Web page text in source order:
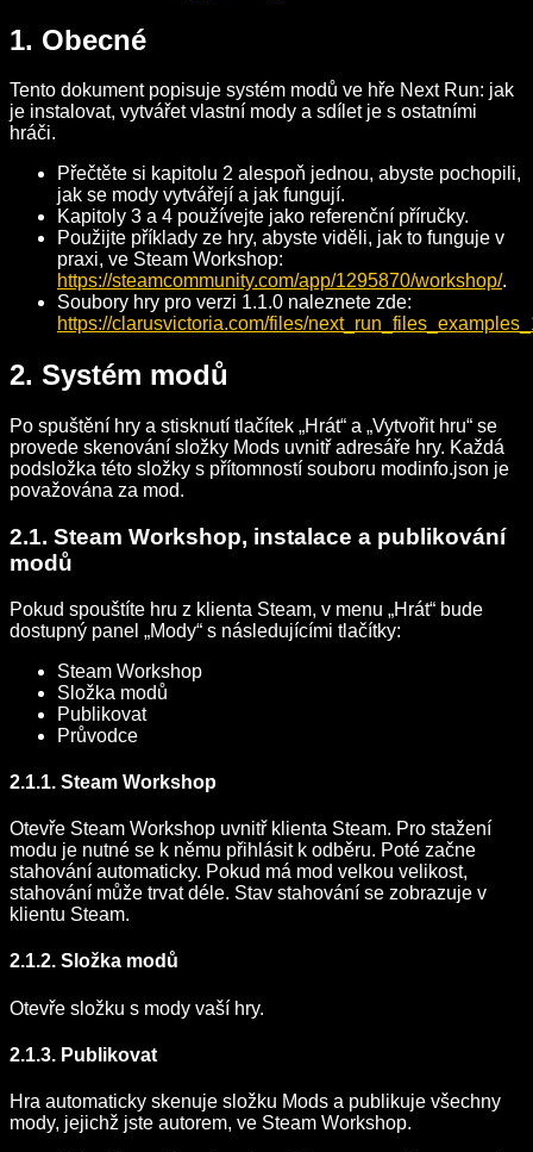
1. Obecné
Tento dokument popisuje systém modů ve hře Next Run: jak
je instalovat, vytvářet vlastní mody a sdílet je s ostatními
hráči.
Přečtěte si kapitolu 2 alespoň jednou, abyste pochopili,
jak se mody vytvářejí a jak fungují.
Kapitoly 3 a 4 používejte jako referenční příručky.
Použijte příklady ze hry, abyste viděli, jak to funguje v
praxi, ve Steam Workshop:
https://steamcommunity.com/app/1295870/workshop/.
Soubory hry pro verzi 1.1.0 naleznete zde:
https://clarusvictoria.com/files/
2. Systém modů
Po spuštění hry a stisknutí tlačítek „Hrát“ a „Vytvořit hru“ se
provede skenování složky Mods uvnitř adresáře hry. Každá
podsložka této složky s přítomností souboru modinfo.json je
považována za mod.
2.1. Steam Workshop, instalace a publikování
modů
Pokud spouštíte hru z klienta Steam, v menu „Hrát“ bude
dostupný panel „Mody“ s následujícími tlačítky:
Steam Workshop
Složka modů
Publikovat
Průvodce
2.1.1. Steam Workshop
Otevře Steam Workshop uvnitř klienta Steam. Pro stažení
modu je nutné se k němu přihlásit k odběru. Poté začne
stahování automaticky. Pokud má mod velkou velikost,
stahování může trvat déle. Stav stahování se zobrazuje v
klientu Steam.
2.1.2. Složka modů
Otevře složku s mody vaší hry.
2.1.3. Publikovat
Hra automaticky skenuje složku Mods a publikuje všechny
mody, jejichž jste autorem, ve Steam Workshop.